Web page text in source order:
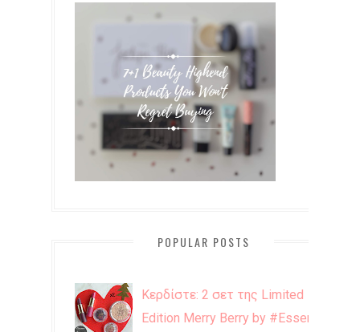
POPULAR POSTS
Κερδίστε: 2 σετ της Limited
Edition Merry Berry by #Essence